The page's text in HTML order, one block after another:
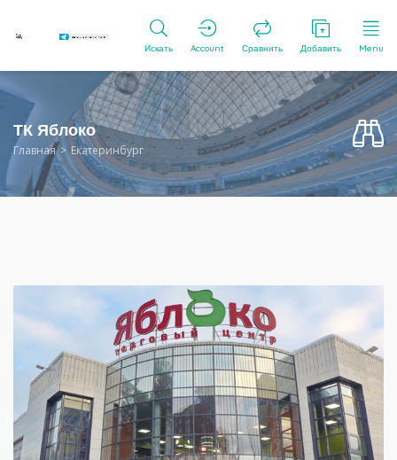
Искать Account Сравнить Добавить Menu
ТК Яблоко
Главная Екатеринбург